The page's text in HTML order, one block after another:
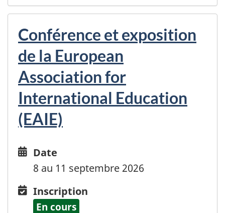
Conférence et exposition
de la European
Association for
International Education
(EAIE)
Date
and
Date
8 au 11 septembre 2026
Inscription
Inscription
En cours